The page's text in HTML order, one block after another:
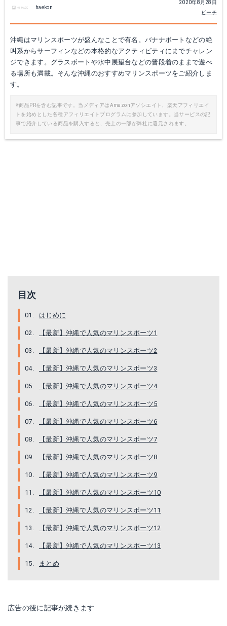
2020年8月28日
ビーチ
haekon
沖縄はマリンスポーツが盛んなことで有名。バナナボートなどの絶
叫系からサーフィンなどの本格的なアクティビティにまでチャレン
ジできます。グラスボートや水中展望台などの普段着のままで遊べ
る場所も満載。そんな沖縄のおすすめマリンスポーツをご紹介しま
す。
※商品PRを含む記事です。当メディアはAmazonアソシエイト、楽天アフィリエイ
トを始めとした各種アフィリエイトプログラムに参加しています。当サービスの記
事で紹介している商品を購入すると、売上の一部が弊社に還元されます。
目次
はじめに
【最新】沖縄で人気のマリンスポーツ1
【最新】沖縄で人気のマリンスポーツ2
【最新】沖縄で人気のマリンスポーツ3
【最新】沖縄で人気のマリンスポーツ4
【最新】沖縄で人気のマリンスポーツ5
【最新】沖縄で人気のマリンスポーツ6
【最新】沖縄で人気のマリンスポーツ7
【最新】沖縄で人気のマリンスポーツ8
【最新】沖縄で人気のマリンスポーツ9
【最新】沖縄で人気のマリンスポーツ10
【最新】沖縄で人気のマリンスポーツ11
【最新】沖縄で人気のマリンスポーツ12
【最新】沖縄で人気のマリンスポーツ13
まとめ
広告の後に記事が続きます